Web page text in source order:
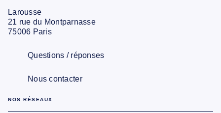
Larousse
21 rue du Montparnasse
75006 Paris
Questions / réponses
Nous contacter
NOS RÉSEAUX